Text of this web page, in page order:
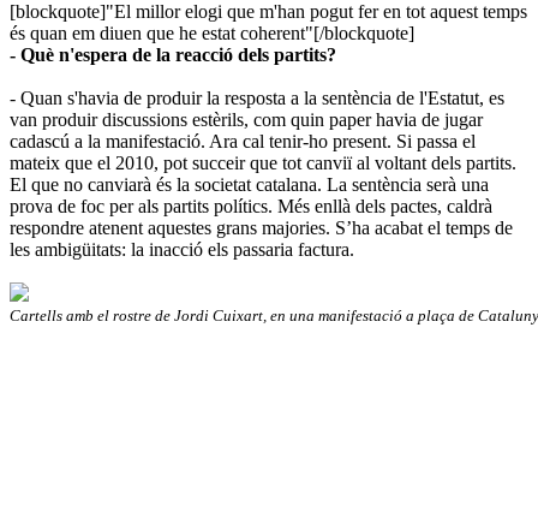
[blockquote]"El millor elogi que m'han pogut fer en tot aquest temps
és quan em diuen que he estat coherent"[/blockquote]
- Què n'espera de la reacció dels partits?
- Quan s'havia de produir la resposta a la sentència de l'Estatut, es
van produir discussions estèrils, com quin paper havia de jugar
cadascú a la manifestació. Ara cal tenir-ho present. Si passa el
mateix que el 2010, pot succeir que tot canviï al voltant dels partits.
El que no canviarà és la societat catalana. La sentència serà una
prova de foc per als partits polítics. Més enllà dels pactes, caldrà
respondre atenent aquestes grans majories. S’ha acabat el temps de
les ambigüitats: la inacció els passaria factura.
Cartells amb el rostre de Jordi Cuixart, en una manifestació a plaça de